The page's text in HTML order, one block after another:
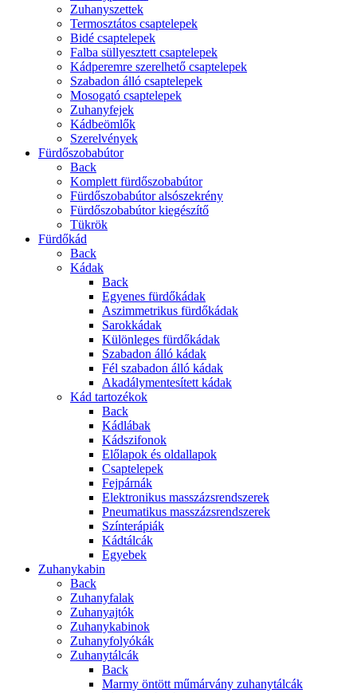
Zuhanyszettek
Termosztátos csaptelepek
Bidé csaptelepek
Falba süllyesztett csaptelepek
Kádperemre szerelhető csaptelepek
Szabadon álló csaptelepek
Mosogató csaptelepek
Zuhanyfejek
Kádbeömlők
Szerelvények
Fürdőszobabútor
Back
Komplett fürdőszobabútor
Fürdőszobabútor alsószekrény
Fürdőszobabútor kiegészítő
Tükrök
Fürdőkád
Back
Kádak
Back
Egyenes fürdőkádak
Aszimmetrikus fürdőkádak
Sarokkádak
Különleges fürdőkádak
Szabadon álló kádak
Fél szabadon álló kádak
Akadálymentesített kádak
Kád tartozékok
Back
Kádlábak
Kádszifonok
Előlapok és oldallapok
Csaptelepek
Fejpárnák
Elektronikus masszázsrendszerek
Pneumatikus masszázsrendszerek
Színterápiák
Kádtálcák
Egyebek
Zuhanykabin
Back
Zuhanyfalak
Zuhanyajtók
Zuhanykabinok
Zuhanyfolyókák
Zuhanytálcák
Back
Marmy öntött műmárvány zuhanytálcák